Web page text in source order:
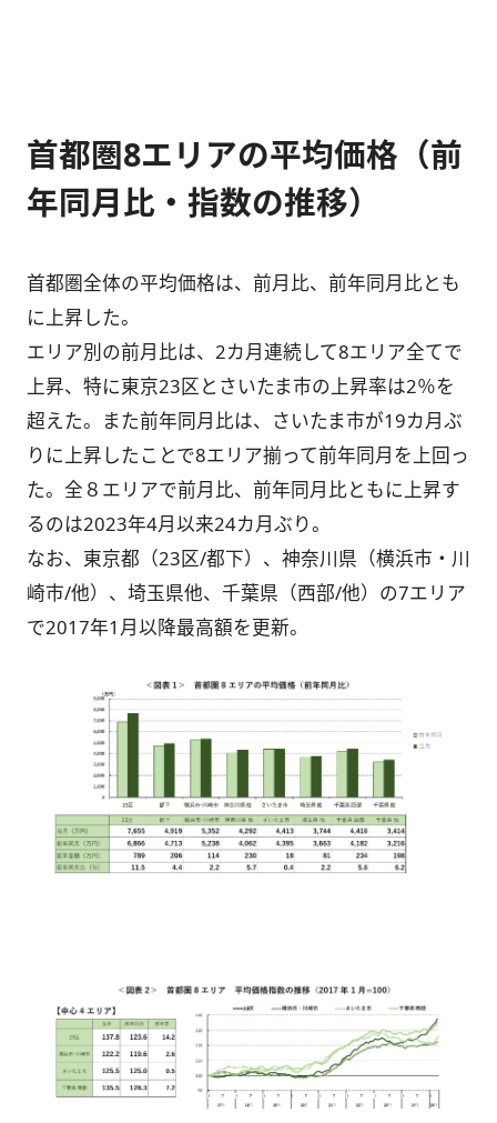
首都圏8エリアの平均価格（前
年同月比・指数の推移）
首都圏全体の平均価格は、前月比、前年同月比とも
に上昇した。
エリア別の前月比は、2カ月連続して8エリア全てで
上昇、特に東京23区とさいたま市の上昇率は2％を
超えた。また前年同月比は、さいたま市が19カ月ぶ
りに上昇したことで8エリア揃って前年同月を上回っ
た。全８エリアで前月比、前年同月比ともに上昇す
るのは2023年4月以来24カ月ぶり。
なお、東京都（23区/都下）、神奈川県（横浜市・川
崎市/他）、埼玉県他、千葉県（西部/他）の7エリア
で2017年1月以降最高額を更新。